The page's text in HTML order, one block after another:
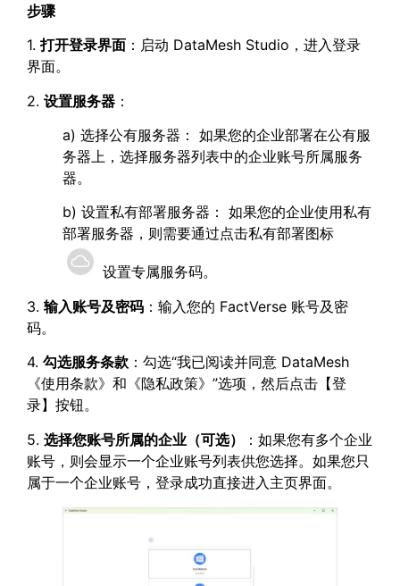
步骤
1.打开登录界面 ：启动 DataMesh Studio，进入登录
界面。
2. 设置服务器 ：
a) 选择公有服务器： 如果您的企业部署在公有服
务器上，选择服务器列表中的企业账号所属服务
器。
b) 设置私有部署服务器： 如果您的企业使用私有
部署服务器，则需要通过点击私有部署图标
设置专属服务码。
3. 输入账号及密码 ：输入您的 FactVerse 账号及密
码。
4. 勾选服务条款 ：勾选“我已阅读并同意 DataMesh
《使用条款》和《隐私政策》”选项，然后点击【登
录】按钮。
5. 选择您账号所属的企业（可选）
：如果您有多个企业
账号，则会显示一个企业账号列表供您选择。如果您只
属于一个企业账号，登录成功直接进入主页界面。